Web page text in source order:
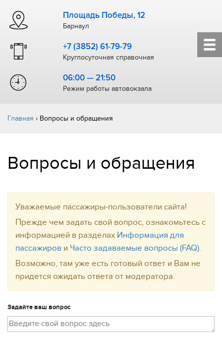
Площадь Победы, 12
Барнаул
+7 (3852) 61-79-79
Круглосуточная справочная
06:00 — 21:50
Режим работы автовокзала
Главная › Вопросы и обращения
Вопросы и обращения
Уважаемые пассажиры-пользователи сайта!
Прежде чем задать свой вопрос, ознакомьтесь с
информацией в разделах Информация для
пассажиров и Часто задаваемые вопросы (FAQ).
Возможно, там уже есть готовый ответ и Вам не
придется ожидать ответа от модератора.
Задайте ваш вопрос